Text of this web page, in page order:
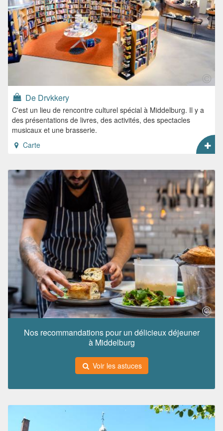
De Drvkkery
C'est un lieu de rencontre culturel spécial à Middelburg. Il y a
des présentations de livres, des activités, des spectacles
musicaux et une brasserie.
Carte
Nos recommandations pour un délicieux déjeuner
à Middelburg
Voir les astuces